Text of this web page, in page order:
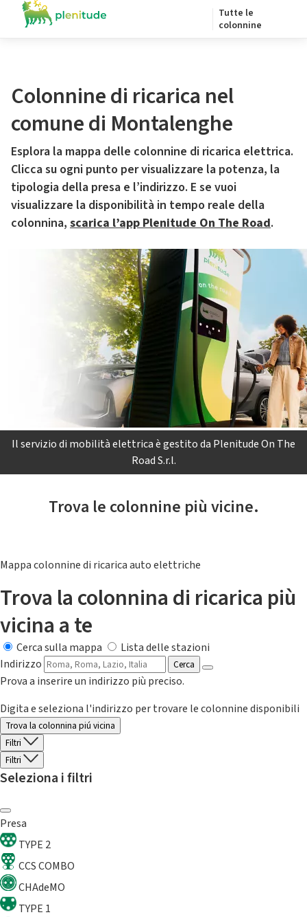
Tutte le
colonnine
Colonnine di ricarica nel
comune di Montalenghe
Esplora la mappa delle colonnine di ricarica elettrica.
Clicca su ogni punto per visualizzare la potenza, la
tipologia della presa e l’indirizzo. E se vuoi
visualizzare la disponibilità in tempo reale della
colonnina, scarica l’app Plenitude On The Road.
Il servizio di mobilità elettrica è gestito da Plenitude On The
Road S.r.l.
Trova le colonnine più vicine.
Mappa colonnine di ricarica auto elettriche
Trova la colonnina di ricarica più
vicina a te
Cerca sulla mappa
Lista delle stazioni
Indirizzo
Cerca
Prova a inserire un indirizzo più preciso.
Digita e seleziona l'indirizzo per trovare le colonnine disponibili
Trova la colonnina piú vicina
Filtri
Filtri
Seleziona i filtri
Presa
TYPE 2
CCS COMBO
CHAdeMO
TYPE 1